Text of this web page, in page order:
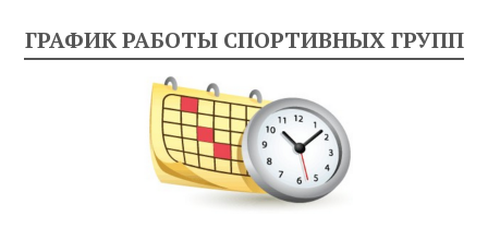
ГРАФИК РАБОТЫ СПОРТИВНЫХ ГРУПП